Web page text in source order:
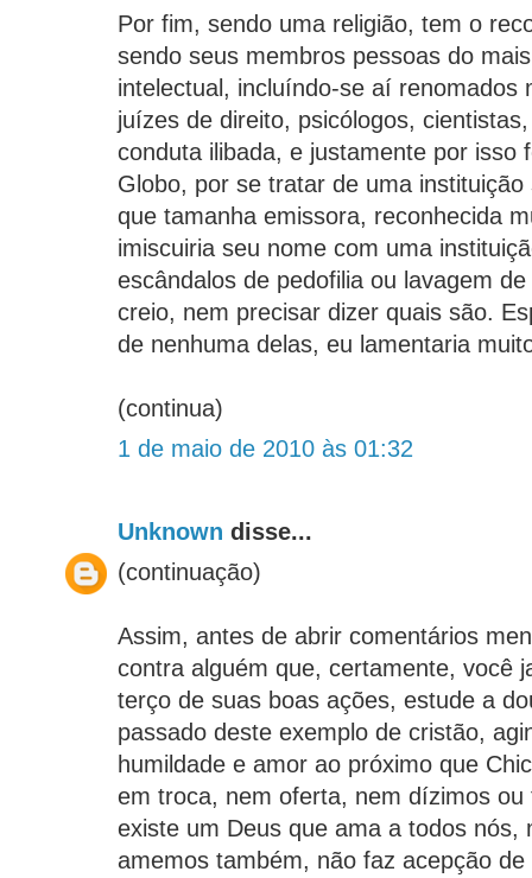
Por fim, sendo uma religião, tem o
sendo seus membros pessoas do
intelectual, incluíndo-se aí renomados
juízes de direito, psicólogos,
conduta ilibada, e justamente por isso
Globo, por se tratar de uma
que tamanha emissora, reconhecida
imiscuiria seu nome com uma
escândalos de pedofilia ou lavagem
creio, nem precisar dizer quais são.
de nenhuma delas, eu lamentaria
(continua)
1 de maio de 2010 às 01:32
Unknown disse...
(continuação)
Assim, antes de abrir comentários
contra alguém que, certamente, você
terço de suas boas ações, estude a
passado deste exemplo de cristão,
humildade e amor ao próximo que
em troca, nem oferta, nem dízimos
existe um Deus que ama a todos nós,
amemos também, não faz acepção